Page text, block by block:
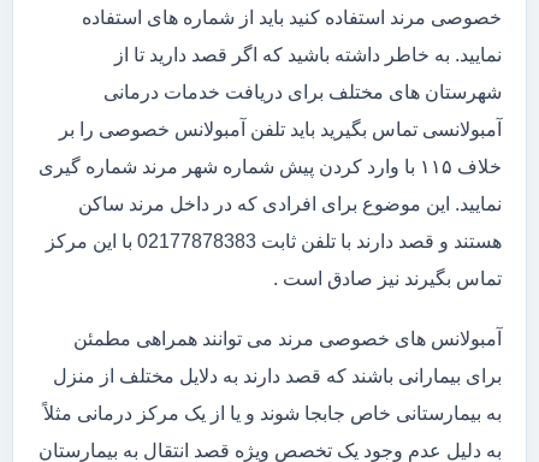
خصوصی مرند استفاده کنید باید از شماره های استفاده
نمایید. به خاطر داشته باشید که اگر قصد دارید تا از
شهرستان های مختلف برای دریافت خدمات درمانی
آمبولانسی تماس بگیرید باید تلفن آمبولانس خصوصی را بر
خلاف ۱۱۵ با وارد کردن پیش شماره شهر مرند شماره گیری
نمایید. این موضوع برای افرادی که در داخل مرند ساکن
هستند و قصد دارند با تلفن ثابت 02177878383 با این مرکز
تماس بگیرند نیز صادق است .
آمبولانس های خصوصی مرند می توانند همراهی مطمئن
برای بیمارانی باشند که قصد دارند به دلایل مختلف از منزل
به بیمارستانی خاص جابجا شوند و یا از یک مرکز درمانی مثلاً
به دلیل عدم وجود یک تخصص ویژه قصد انتقال به بیمارستان